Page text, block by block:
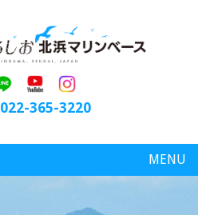
022-365-3220
MENU